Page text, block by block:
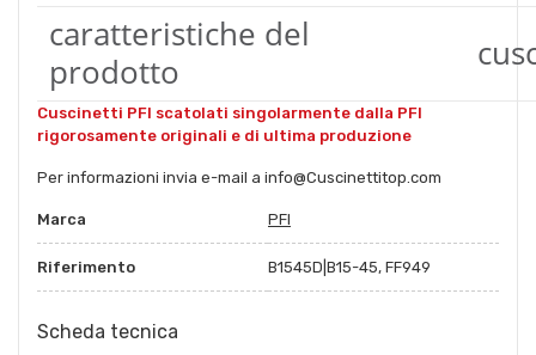
caratteristiche del
prodotto
Cuscinetti PFI scatolati singolarmente dalla PFI
rigorosamente originali e di ultima produzione
Per informazioni invia e-mail a info@Cuscinettitop.com
Marca PFI
Riferimento B1545D|B15-45, FF949
Scheda tecnica